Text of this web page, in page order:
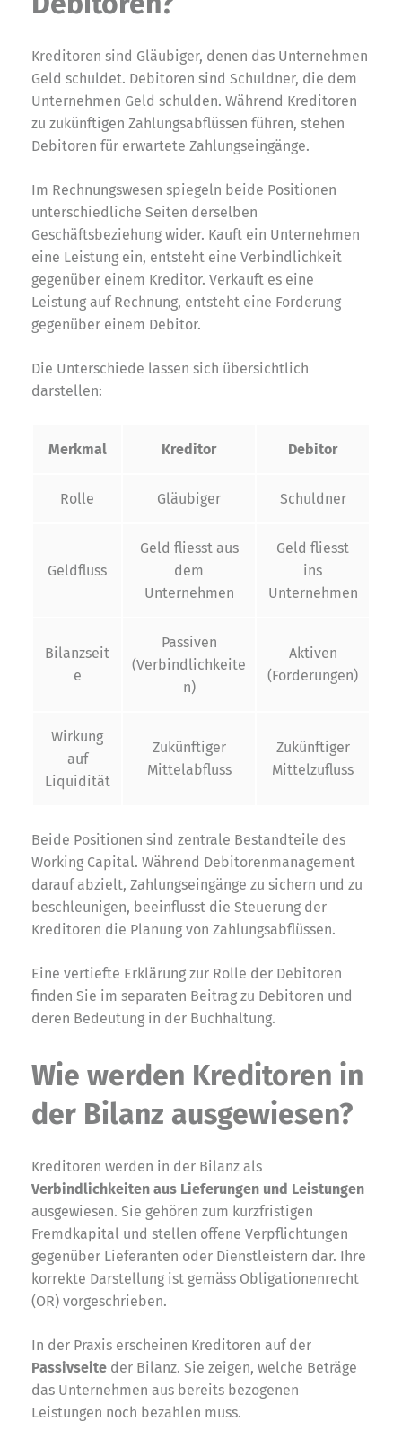
Kreditoren sind Gläubiger, denen das Unternehmen
Geld schuldet. Debitoren sind Schuldner, die dem
Unternehmen Geld schulden. Während Kreditoren
zu zukünftigen Zahlungsabflüssen führen, stehen
Debitoren für erwartete Zahlungseingänge.
Im Rechnungswesen spiegeln beide Positionen
unterschiedliche Seiten derselben
Geschäftsbeziehung wider. Kauft ein Unternehmen
eine Leistung ein, entsteht eine Verbindlichkeit
gegenüber einem Kreditor. Verkauft es eine
Leistung auf Rechnung, entsteht eine Forderung
gegenüber einem Debitor.
Die Unterschiede lassen sich übersichtlich
darstellen:
Merkmal Kreditor Debitor
Rolle Gläubiger Schuldner
Geldfluss
Geld fliesst aus
dem
Unternehmen
Geld fliesst
ins
Unternehmen
Bilanzseit
e
Passiven
(Verbindlichkeite
n)
Aktiven
(Forderungen)
Wirkung
auf
Liquidität
Zukünftiger
Mittelabfluss
Zukünftiger
Mittelzufluss
Beide Positionen sind zentrale Bestandteile des
Working Capital. Während Debitorenmanagement
darauf abzielt, Zahlungseingänge zu sichern und zu
beschleunigen, beeinflusst die Steuerung der
Kreditoren die Planung von Zahlungsabflüssen.
Eine vertiefte Erklärung zur Rolle der Debitoren
finden Sie im separaten Beitrag zu Debitoren und
deren Bedeutung in der Buchhaltung.
Wie werden Kreditoren in
der Bilanz ausgewiesen?
Kreditoren werden in der Bilanz als
Verbindlichkeiten aus Lieferungen und Leistungen
ausgewiesen. Sie gehören zum kurzfristigen
Fremdkapital und stellen offene Verpflichtungen
gegenüber Lieferanten oder Dienstleistern dar. Ihre
korrekte Darstellung ist gemäss Obligationenrecht
(OR) vorgeschrieben.
In der Praxis erscheinen Kreditoren auf der
Passivseite der Bilanz. Sie zeigen, welche Beträge
das Unternehmen aus bereits bezogenen
Leistungen noch bezahlen muss.